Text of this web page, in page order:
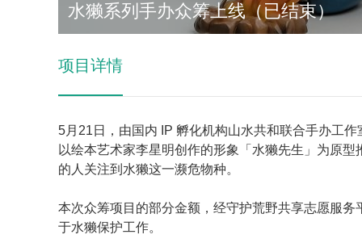
水獭系列手办众筹上线（已结束）
项目详情
5月21日，由国内 IP 孵化机构山水共和联合手办工
以绘本艺术家李星明创作的形象「水獭先生」为原
的人关注到水獭这一濒危物种。
本次众筹项目的部分金额，经守护荒野共享志愿服
于水獭保护工作。